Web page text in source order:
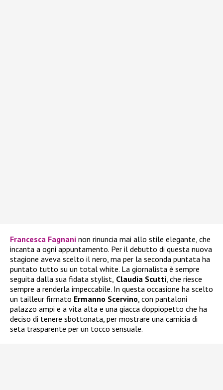
Francesca Fagnani non rinuncia mai allo stile elegante, che
incanta a ogni appuntamento. Per il debutto di questa nuova
stagione aveva scelto il nero, ma per la seconda puntata ha
puntato tutto su un total white. La giornalista è sempre
seguita dalla sua fidata stylist, Claudia Scutti , che riesce
sempre a renderla impeccabile. In questa occasione ha scelto
un tailleur firmato Ermanno Scervino , con pantaloni
palazzo ampi e a vita alta e una giacca doppiopetto che ha
deciso di tenere sbottonata, per mostrare una camicia di
seta trasparente per un tocco sensuale.